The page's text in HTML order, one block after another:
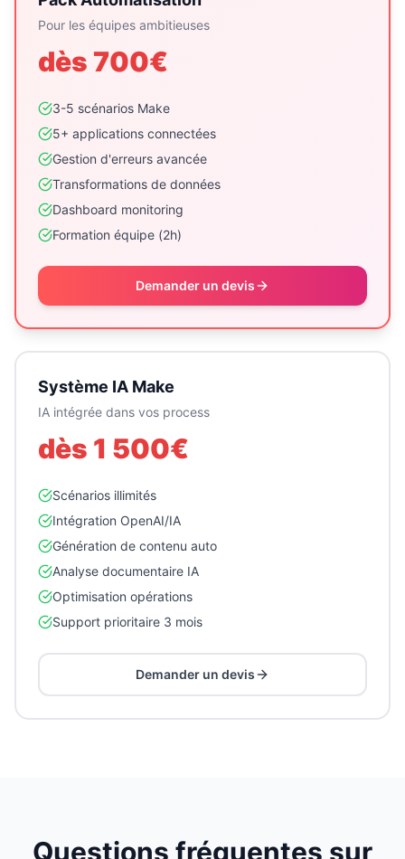
Pour les équipes ambitieuses
dès 700€
3-5 scénarios Make
5+ applications connectées
Gestion d'erreurs avancée
Transformations de données
Dashboard monitoring
Formation équipe (2h)
Demander un devis
Système IA Make
IA intégrée dans vos process
dès 1 500€
Scénarios illimités
Intégration OpenAI/IA
Génération de contenu auto
Analyse documentaire IA
Optimisation opérations
Support prioritaire 3 mois
Demander un devis
Questions fréquentes sur